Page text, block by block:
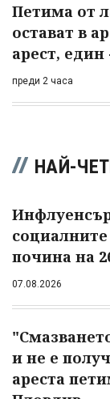
Петима от
остават в
арест, един
преди 2 часа
НАЙ-
почина на
07.08.2026
и не е
ареста